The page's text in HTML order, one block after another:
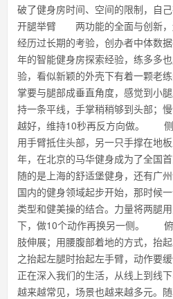
破了健身房时间、空间的限制，
开腿举臂 两功能的全面与创新，
经历过长期的考验，创办者中体数
年的智能健身房探索经验，练多多
验，看似新颖的外壳下有着一颗老
掌要与腿部成垂直角度，感觉到小
持一条平线，手掌稍稍够到头部；
越好，维持10秒再反方向做。
用手臂抵住头部，另一只手撑在地
年，在北京的马华健身成为了全国
随的是上海的舒适堡健身，还有广
国内的健身领域起步开始，那时候
类型和健美操的结合。力量将两腿
下，做10个动作再换另一侧。
肢伸展；用腰腹部着地的方式，抬
之抬起左腿时抬起左手臂，动作要
正在深入我们的生活，从线上到线
越来越常见，场景也越来越多元。